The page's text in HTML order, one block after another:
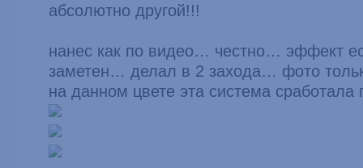
абсолютно другой!!!
нанес как по видео… честно… эффект
заметен… делал в 2 захода… фото
на данном цвете эта система